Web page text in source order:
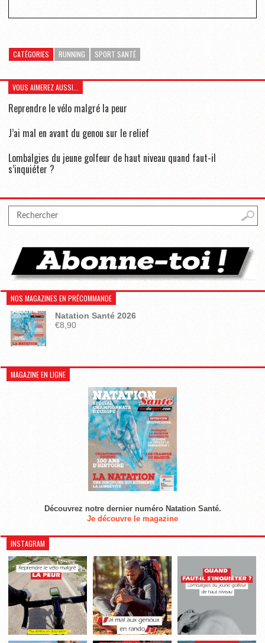
CATÉGORIES RUNNING SPORT SANTÉ
VOUS AIMEREZ AUSSI...
Reprendre le vélo malgré la peur
J’ai mal en avant du genou sur le relief
Lombalgies du jeune golfeur de haut niveau quand faut-il
s’inquiéter ?
NOS MAGAZINES EN PRÉCOMMANDE
Natation Santé 2026
€8,90
MAGAZINE EN LIGNE
Découvrez notre dernier numéro Natation Santé.
Je découvre le magazine
INSTAGRAM